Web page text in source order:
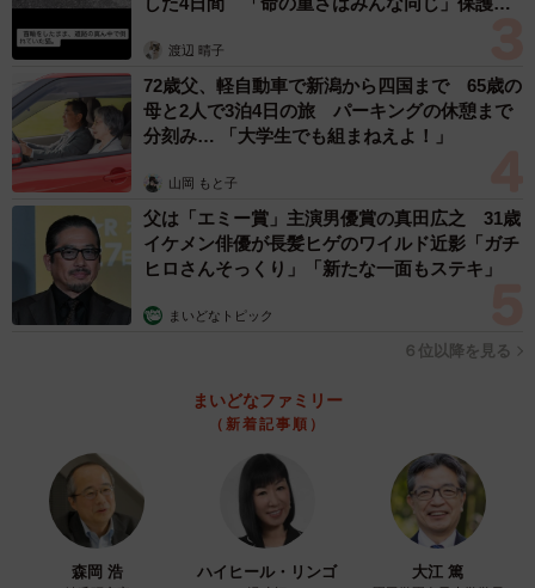
渡辺 晴子
72歳父、軽自動車で新潟から四国まで 65歳の
母と2人で3泊4日の旅 パーキングの休憩まで
分刻み… 「大学生でも組まねえよ！」
山岡 もと子
父は「エミー賞」主演男優賞の真田広之 31歳
イケメン俳優が長髪ヒゲのワイルド近影「ガチ
ヒロさんそっくり」「新たな一面もステキ」
まいどなトピック
６位以降を見る
まいどなファミリー
（新着記事順）
森岡 浩 ハイヒール・リンゴ 大江 篤